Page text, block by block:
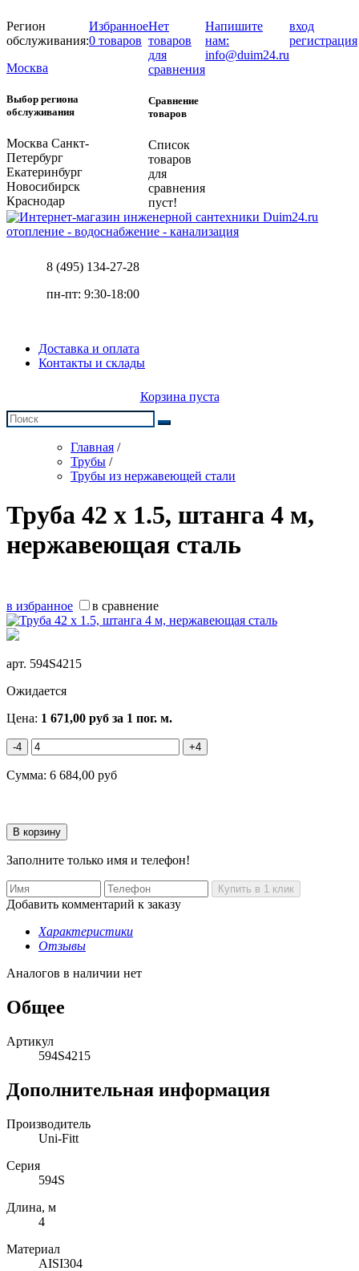
Регион
обслуживания:
Москва
Выбор региона
обслуживания
Москва Санкт-
Петербург
Екатеринбург
Новосибирск
Краснодар
Избранное
0 товаров
Нет
товаров
для
сравнения
Сравнение
товаров
Список
товаров
для
сравнения
пуст!
Напишите
нам:
info@duim24.ru
вход
регистрация
отопление - водоснабжение - канализация
8 (495) 134-27-28
пн-пт: 9:30-18:00
Доставка и оплата
Контакты и склады
Корзина пуста
Главная /
Трубы /
Трубы из нержавеющей стали
Труба 42 х 1.5, штанга 4 м,
нержавеющая сталь
в избранное в сравнение
арт. 594S4215
Ожидается
Цена: 1 671,00 руб за 1 пог. м.
-4 +4
Сумма: 6 684,00 руб
Заполните только имя и телефон!
Добавить комментарий к заказу
Характеристики
Отзывы
Аналогов в наличии нет
Общее
Артикул
594S4215
Дополнительная информация
Производитель
Uni-Fitt
Серия
594S
Длина, м
4
Материал
AISI304